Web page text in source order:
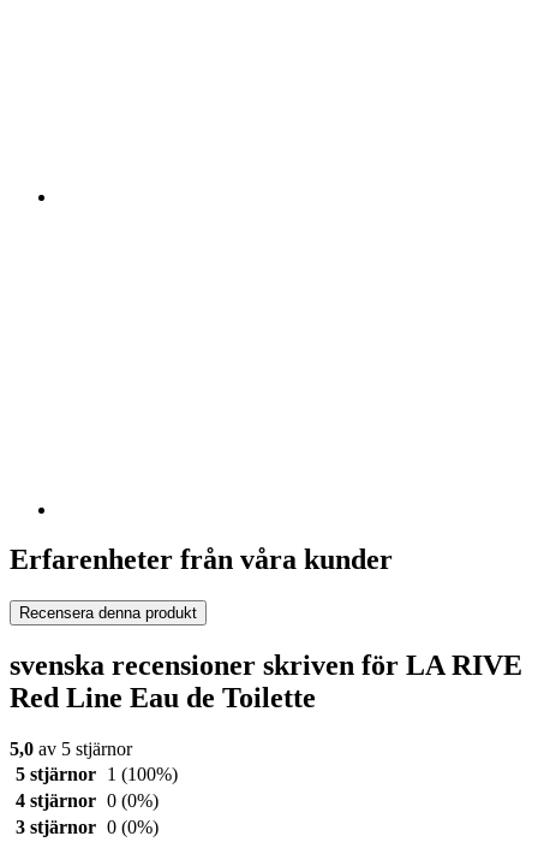
Erfarenheter från våra kunder
Recensera denna produkt
svenska recensioner skriven för LA RIVE
Red Line Eau de Toilette
5,0 av 5 stjärnor
5 stjärnor
1 (100%)
4 stjärnor 0 (0%)
3 stjärnor 0 (0%)